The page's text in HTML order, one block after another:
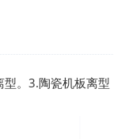
。3.陶瓷机板离型